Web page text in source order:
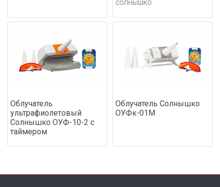
СОЛНЫШКО
Облучатель
ультрафиолетовый
Солнышко ОУФ-10-2 с
таймером
Облучатель Солнышко
ОУФк-01М